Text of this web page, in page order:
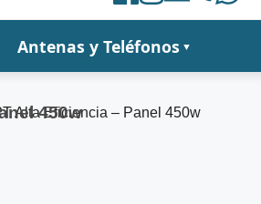
Antenas y Teléfonos ▼
Alta Eficiencia – Panel 450w
450w